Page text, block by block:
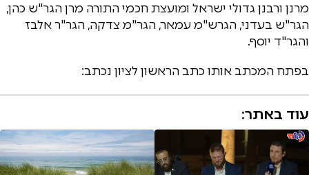
מרנן ורבנן גדולי ישראל ומועצת חכמי התורה מרן הגר"ש כהן,
הגר"ש בעדני, הגרש"מ עמאר, הגר"מ צדקה, הגר"ר אלבז
והגר"ד יוסף.
בפתח המכתב אותו כתב הראשון לציון נכתב:
עוד באתר: